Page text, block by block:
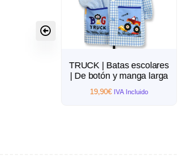
TRUCK | Batas escolares
| De botón y manga larga
19,90€ IVA Incluido